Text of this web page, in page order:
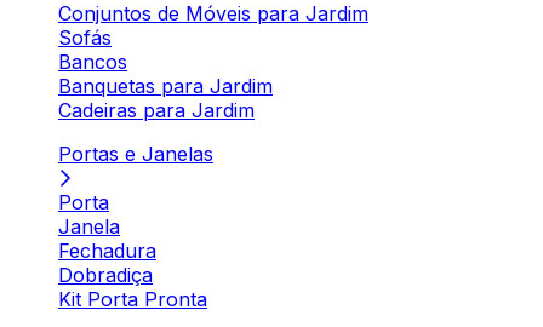
Conjuntos de Móveis para Jardim
Sofás
Bancos
Banquetas para Jardim
Cadeiras para Jardim
Portas e Janelas
Porta
Janela
Fechadura
Dobradiça
Kit Porta Pronta